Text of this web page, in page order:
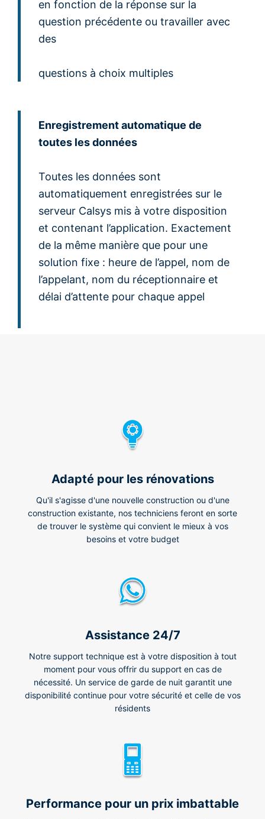
en fonction de la réponse sur la
question précédente ou travailler avec
des
questions à choix multiples
Enregistrement automatique de
toutes les données
Toutes les données sont
automatiquement enregistrées sur le
serveur Calsys mis à votre disposition
et contenant l’application. Exactement
de la même manière que pour une
solution fixe : heure de l’appel, nom de
l’appelant, nom du réceptionnaire et
délai d’attente pour chaque appel
Adapté pour les rénovations
Qu'il s'agisse d'une nouvelle construction ou d'une
construction existante, nos techniciens feront en sorte
de trouver le système qui convient le mieux à vos
besoins et votre budget
Assistance 24/7
Notre support technique est à votre disposition à tout
moment pour vous offrir du support en cas de
nécessité. Un service de garde de nuit garantit une
disponibilité continue pour votre sécurité et celle de vos
résidents
Performance pour un prix imbattable